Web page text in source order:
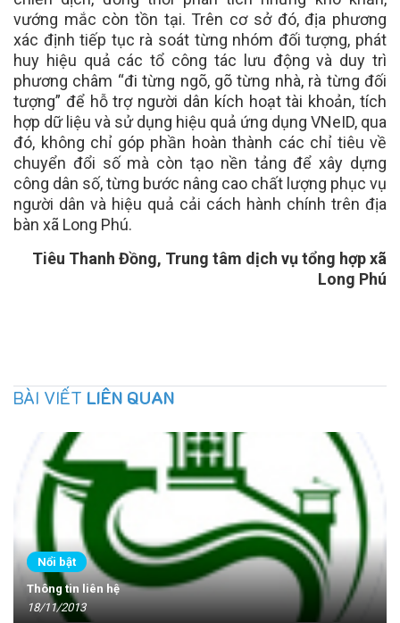
vướng mắc còn tồn tại. Trên cơ sở đó, địa phương
xác định tiếp tục rà soát từng nhóm đối tượng, phát
huy hiệu quả các tổ công tác lưu động và duy trì
phương châm “đi từng ngõ, gõ từng nhà, rà từng đối
tượng” để hỗ trợ người dân kích hoạt tài khoản, tích
hợp dữ liệu và sử dụng hiệu quả ứng dụng VNeID, qua
đó, không chỉ góp phần hoàn thành các chỉ tiêu về
chuyển đổi số mà còn tạo nền tảng để xây dựng
công dân số, từng bước nâng cao chất lượng phục vụ
người dân và hiệu quả cải cách hành chính trên địa
bàn xã Long Phú.
Tiêu Thanh Đồng, Trung tâm dịch vụ tổng hợp xã
Long Phú
BÀI VIẾT LIÊN QUAN
Nổi bật
Thông tin liên hệ
18/11/2013